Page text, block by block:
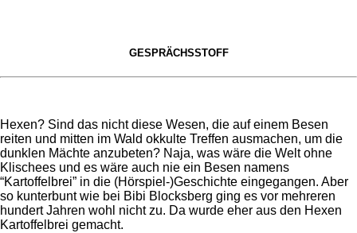
GESPRÄCHSSTOFF
Hexen? Sind das nicht diese Wesen, die auf einem Besen
reiten und mitten im Wald okkulte Treffen ausmachen, um die
dunklen Mächte anzubeten? Naja, was wäre die Welt ohne
Klischees und es wäre auch nie ein Besen namens
“Kartoffelbrei” in die (Hörspiel-)Geschichte eingegangen. Aber
so kunterbunt wie bei Bibi Blocksberg ging es vor mehreren
hundert Jahren wohl nicht zu. Da wurde eher aus den Hexen
Kartoffelbrei gemacht.